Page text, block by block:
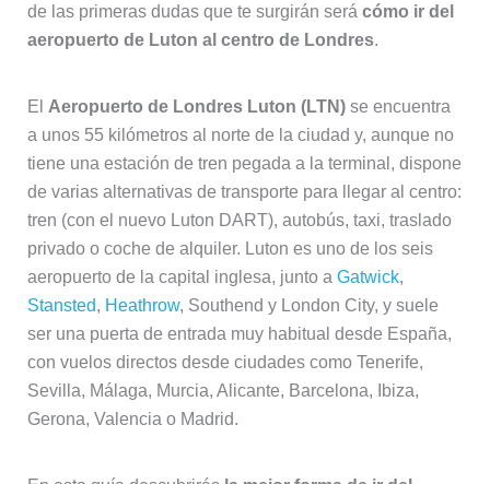
de las primeras dudas que te surgirán será cómo ir del
aeropuerto de Luton al centro de Londres.
El Aeropuerto de Londres Luton (LTN)se encuentra
a unos 55 kilómetros al norte de la ciudad y, aunque no
tiene una estación de tren pegada a la terminal, dispone
de varias alternativas de transporte para llegar al centro:
tren (con el nuevo Luton DART), autobús, taxi, traslado
privado o coche de alquiler. Luton es uno de los seis
aeropuerto de la capital inglesa, junto a Gatwick,
Stansted, Heathrow, Southend y London City, y suele
ser una puerta de entrada muy habitual desde España,
con vuelos directos desde ciudades como Tenerife,
Sevilla, Málaga, Murcia, Alicante, Barcelona, Ibiza,
Gerona, Valencia o Madrid.